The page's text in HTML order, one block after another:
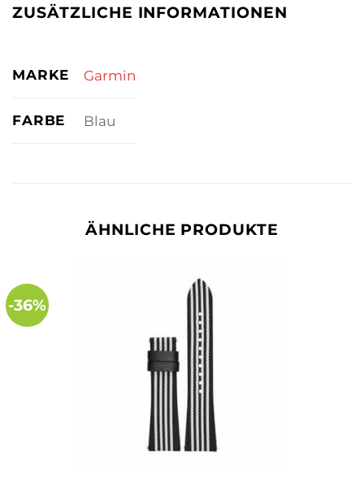
ZUSÄTZLICHE INFORMATIONEN
MARKE Garmin
FARBE Blau
ÄHNLICHE PRODUKTE
-36%